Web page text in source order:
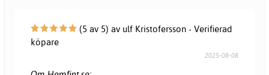
(5 av 5) av ulf Kristofersson - Verifierad
köpare
2025-08-08